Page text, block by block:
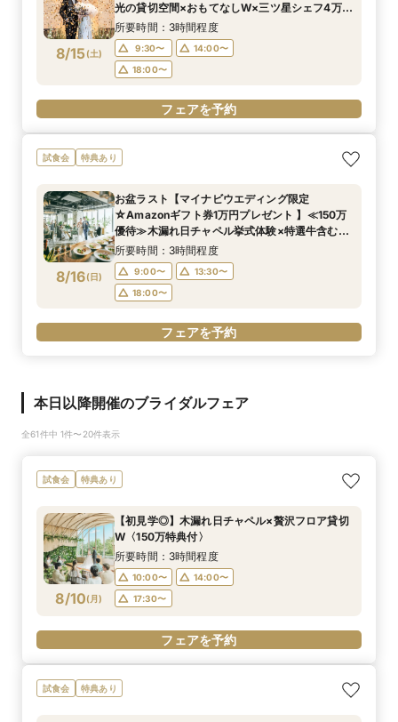
8/15(土)
光の貸切空間×おもてなしW×三ツ星シェフ4万試
食×豪華特典*上質花嫁体験
所要時間：3時間程度
9:30〜
14:00〜
18:00〜
フェアを予約
試食会 特典あり
8/16(日)
お盆ラスト【マイナビウエディング限定
☆Amazonギフト券1万円プレゼント 】≪150万
優待≫木漏れ日チャペル挙式体験×特選牛含む絶
品試食×豪華特典
所要時間：3時間程度
9:00〜
13:30〜
18:00〜
フェアを予約
本日以降開催のブライダルフェア
全61件中 1件〜20件表示
試食会 特典あり
8/10(月)
【初見学◎】木漏れ日チャペル×贅沢フロア貸切
W〈150万特典付〉
所要時間：3時間程度
10:00〜
14:00〜
17:30〜
フェアを予約
試食会 特典あり